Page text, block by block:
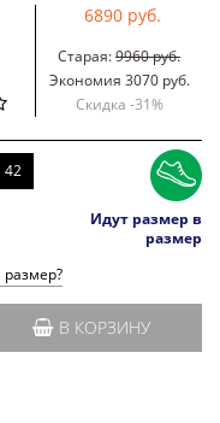
6890 руб.
Старая:9960 руб.
Экономия 3070 руб.
Скидка -31%
42
Идут размер в
размер
размер?
В КОРЗИНУ